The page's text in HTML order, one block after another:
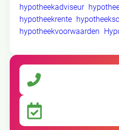
hypotheekadviseur
hypotheekrente
hypotheekvoorwaarden